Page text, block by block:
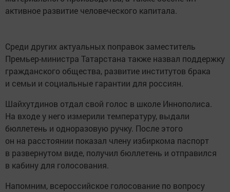
активное развитие человеческого капитала.
Среди других актуальных поправок заместитель
Премьер-министра Татарстана также назвал поддержку
гражданского общества, развитие институтов брака
и семьи и социальные гарантии для россиян.
Шайхутдинов отдал свой голос в школе Иннополиса.
На входе у него измерили температуру, выдали
бюллетень и одноразовую ручку. После этого
он на расстоянии показал члену избиркома паспорт
в развернутом виде, получил бюллетень и отправился
в кабину для голосования.
Напомним, всероссийское голосование по вопросу